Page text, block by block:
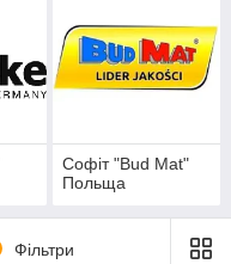
профиль,Деке
BudMat
Софіт "Bud Mat"
Польща
Фільтри